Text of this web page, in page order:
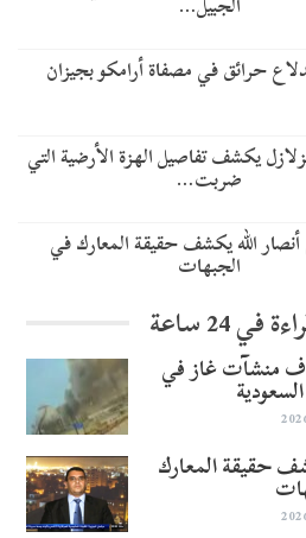
حرائق في مصفاة أرامكو بجيزان
يكشف تفاصيل الهزة الأرضية التي
ضربت…
الله يكشف حقيقة المعارك في
الجبهات
في 24 ساعة
منشآت غاز في
حقيقة المعارك